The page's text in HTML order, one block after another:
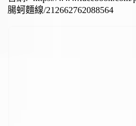
腸蚵麵線/212662762088564